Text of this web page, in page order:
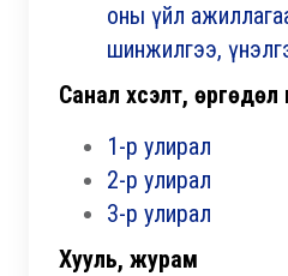
оны үйл
шинжилгээ,
Санал хүсэлт,
1-р улирал
2-р улирал
3-р улирал
Хууль, журам